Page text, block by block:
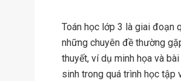
Toán học lớp 3 là giai đoạn
những chuyên đề thường
thuyết, ví dụ minh họa và
sinh trong quá trình học tập